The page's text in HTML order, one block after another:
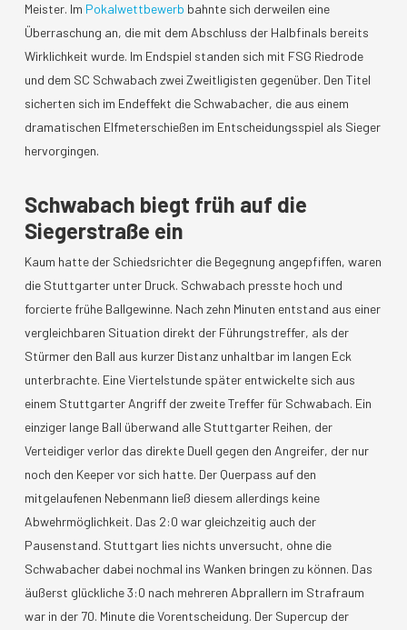
Meister. Im Pokalwettbewerb bahnte sich derweilen eine
Überraschung an, die mit dem Abschluss der Halbfinals bereits
Wirklichkeit wurde. Im Endspiel standen sich mit FSG Riedrode
und dem SC Schwabach zwei Zweitligisten gegenüber. Den Titel
sicherten sich im Endeffekt die Schwabacher, die aus einem
dramatischen Elfmeterschießen im Entscheidungsspiel als Sieger
hervorgingen.
Schwabach biegt früh auf die
Siegerstraße ein
Kaum hatte der Schiedsrichter die Begegnung angepfiffen, waren
die Stuttgarter unter Druck. Schwabach presste hoch und
forcierte frühe Ballgewinne. Nach zehn Minuten entstand aus einer
vergleichbaren Situation direkt der Führungstreffer, als der
Stürmer den Ball aus kurzer Distanz unhaltbar im langen Eck
unterbrachte. Eine Viertelstunde später entwickelte sich aus
einem Stuttgarter Angriff der zweite Treffer für Schwabach. Ein
einziger lange Ball überwand alle Stuttgarter Reihen, der
Verteidiger verlor das direkte Duell gegen den Angreifer, der nur
noch den Keeper vor sich hatte. Der Querpass auf den
mitgelaufenen Nebenmann ließ diesem allerdings keine
Abwehrmöglichkeit. Das 2:0 war gleichzeitig auch der
Pausenstand. Stuttgart lies nichts unversucht, ohne die
Schwabacher dabei nochmal ins Wanken bringen zu können. Das
äußerst glückliche 3:0 nach mehreren Abprallern im Strafraum
war in der 70. Minute die Vorentscheidung. Der Supercup der